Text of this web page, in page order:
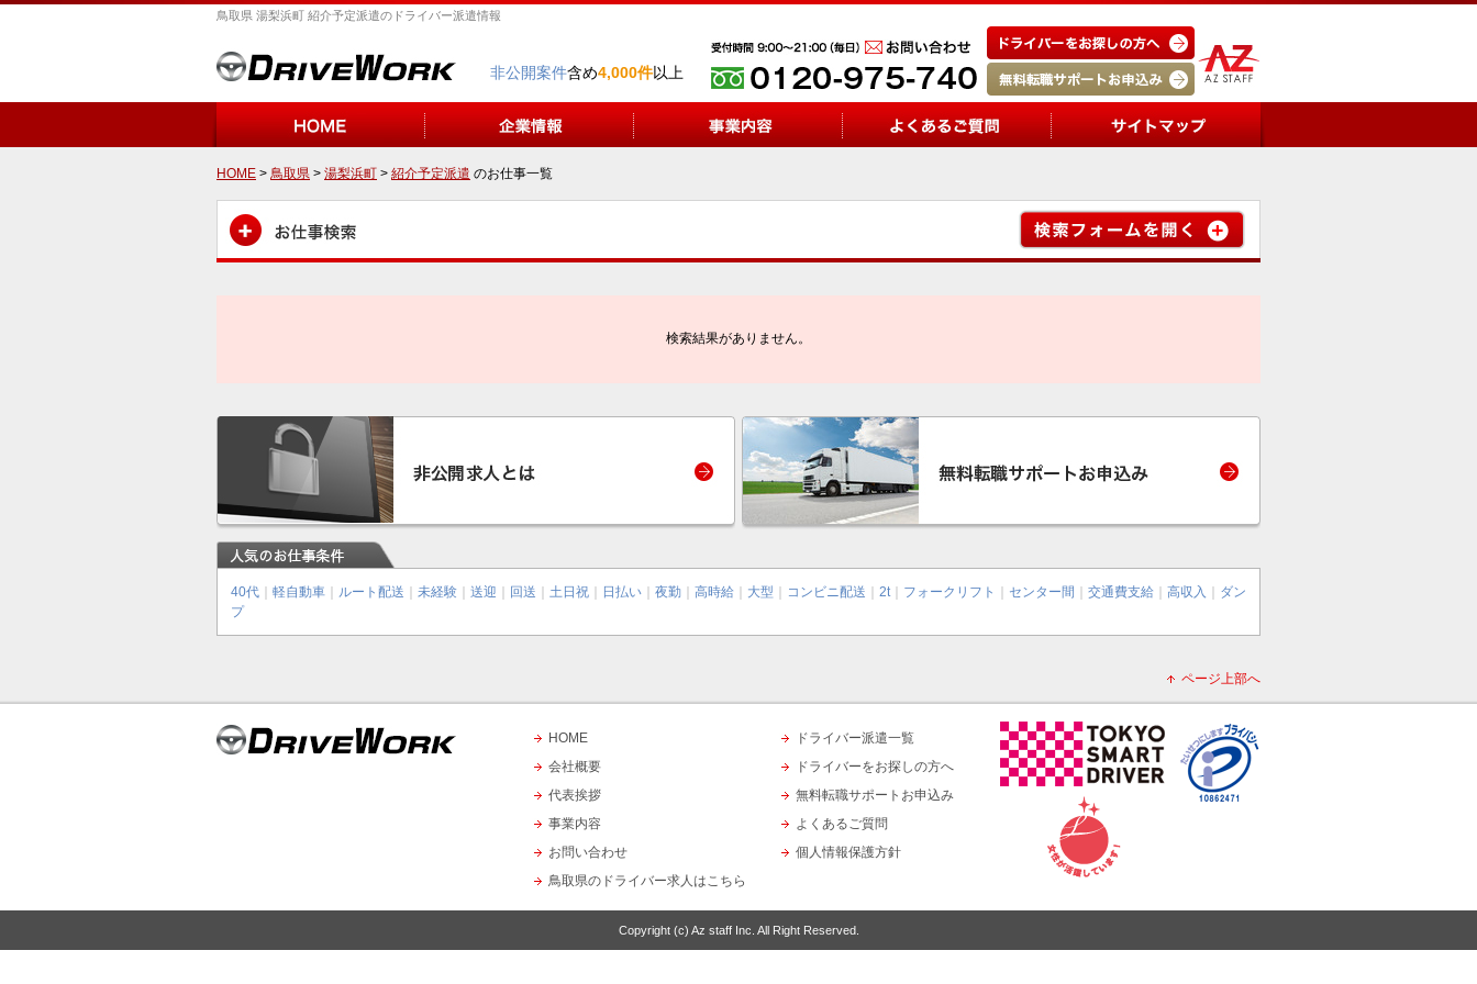
鳥取県 湯梨浜町 紹介予定派遣のドライバー派遣情報
非公開案件含め4,000件以上
HOME > 鳥取県 > 湯梨浜町 > 紹介予定派遣 のお仕事一覧
検索結果がありません。
40代 軽自動車 ルート配送 未経験 送迎 回送 土日祝 日払い 夜勤 高時給 大型 コンビニ配送 2t｜ フォークリフト センター間 交通費支給 高収入
ダン
プ
ページ上部へ
HOME
会社概要
代表挨拶
事業内容
お問い合わせ
鳥取県のドライバー求人はこちら
ドライバー派遣一覧
ドライバーをお探しの方へ
無料転職サポートお申込み
よくあるご質問
個人情報保護方針
Copyright (c) Az staff Inc. All Right Reserved.